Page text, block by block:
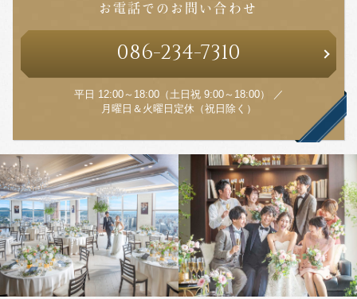
お電話でのお問い合わせ
086-234-7310
平日 12:00～18:00（土日祝 9:00～18:00） ／
月曜日＆火曜日定休（祝日除く）